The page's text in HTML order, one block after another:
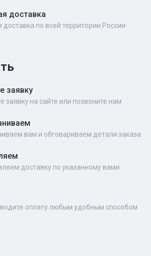
доставка
доставка по всей территории России
заявку
заявку на сайте или позвоните нам
вам и обговариваем детали заказа
доставку по указанному вами
оплату любым удобным способом